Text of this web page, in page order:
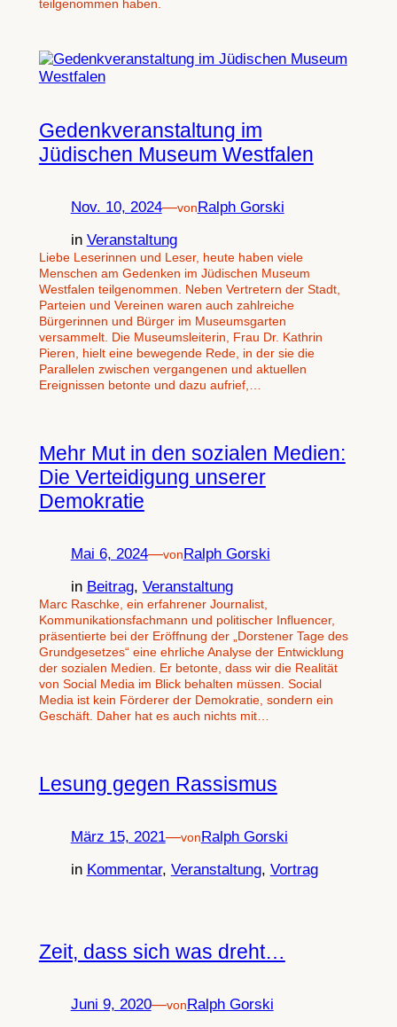
teilgenommen haben.
Gedenkveranstaltung im
Jüdischen Museum Westfalen
Nov. 10, 2024—von Ralph Gorski
in Veranstaltung
Liebe Leserinnen und Leser, heute haben viele
Menschen am Gedenken im Jüdischen Museum
Westfalen teilgenommen. Neben Vertretern der Stadt,
Parteien und Vereinen waren auch zahlreiche
Bürgerinnen und Bürger im Museumsgarten
versammelt. Die Museumsleiterin, Frau Dr. Kathrin
Pieren, hielt eine bewegende Rede, in der sie die
Parallelen zwischen vergangenen und aktuellen
Ereignissen betonte und dazu aufrief,…
Mehr Mut in den sozialen Medien:
Die Verteidigung unserer
Demokratie
Mai 6, 2024—von Ralph Gorski
in Beitrag, Veranstaltung
Marc Raschke, ein erfahrener Journalist,
Kommunikationsfachmann und politischer Influencer,
präsentierte bei der Eröffnung der „Dorstener Tage des
Grundgesetzes“ eine ehrliche Analyse der Entwicklung
der sozialen Medien. Er betonte, dass wir die Realität
von Social Media im Blick behalten müssen. Social
Media ist kein Förderer der Demokratie, sondern ein
Geschäft. Daher hat es auch nichts mit…
Lesung gegen Rassismus
März 15, 2021—von Ralph Gorski
in Kommentar, Veranstaltung, Vortrag
Zeit, dass sich was dreht…
Juni 9, 2020—vonRalph Gorski